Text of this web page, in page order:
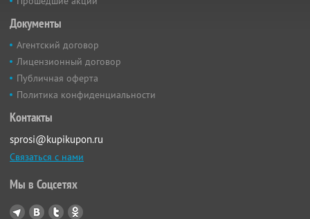
Документы
Агентский договор
Лицензионный договор
Публичная оферта
Политика конфиденциальности
Контакты
sprosi@kupikupon.ru
Связаться с нами
Мы в Соцсетях